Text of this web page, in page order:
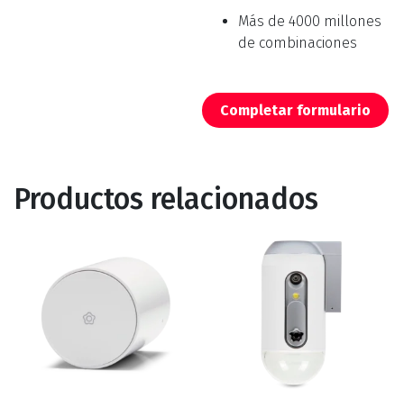
Más de 4000 millones
de combinaciones
Completar formulario
Productos relacionados